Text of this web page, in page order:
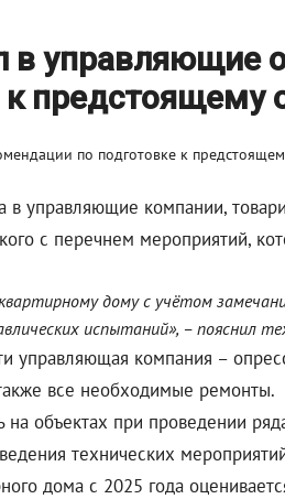
управляющие
предстоящему
управляющие компании,
с перечнем мероприятий,
дому с учётом
испытаний», – пояснил
компания –
все необходимые ремонты.
на объектах при проведении
технических
дома с 2025 года